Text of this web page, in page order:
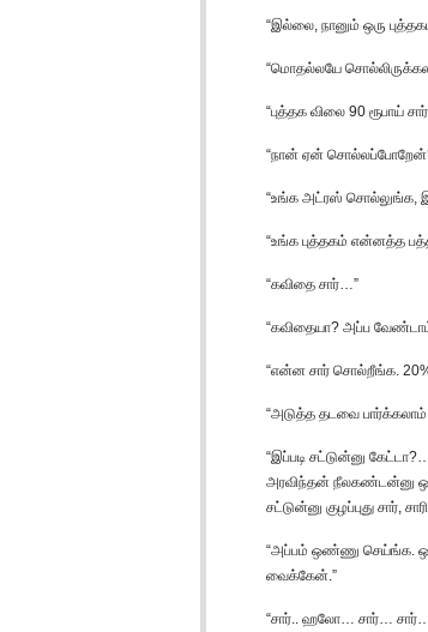
“இல்லை, நானும் ஒரு
“மொதல்லயே
“புத்தக விலை 90 ரூபாய்
“நான் ஏன்
“உங்க அட்ரஸ் சொல்லுங்க,
“உங்க புத்தகம் என்னத்த
“கவிதை சார்…”
“கவிதையா? அப்ப
“என்ன சார் சொல்றீங்க.
“அடுத்த தடவை
“இப்படி சட்டுன்னு
அரவிந்தன் நீலகண்டன்னு
சட்டுன்னு குழப்புது சார்,
“அப்பம் ஒண்ணு செய்ங்க.
வைக்கேன்.”
“சார்.. ஹலோ… சார்…